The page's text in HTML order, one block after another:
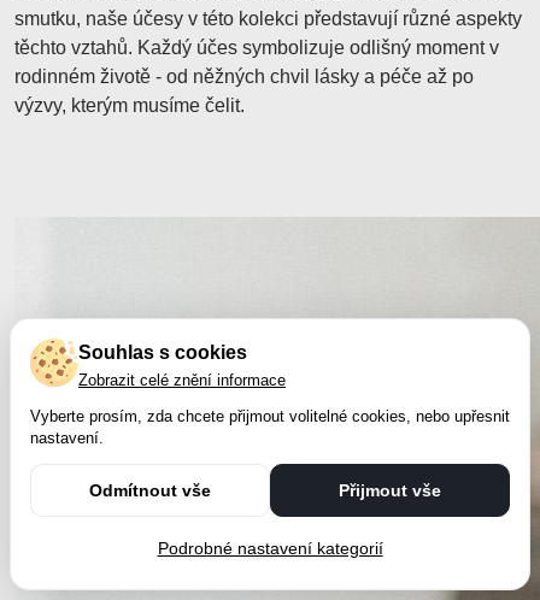
smutku, naše účesy v této kolekci představují různé aspekty
těchto vztahů. Každý účes symbolizuje odlišný moment v
rodinném životě - od něžných chvil lásky a péče až po
výzvy, kterým musíme čelit.
Souhlas s cookies
Zobrazit celé znění informace
Vyberte prosím, zda chcete přijmout volitelné cookies, nebo upřesnit
nastavení.
Odmítnout vše Přijmout vše
Podrobné nastavení kategorií